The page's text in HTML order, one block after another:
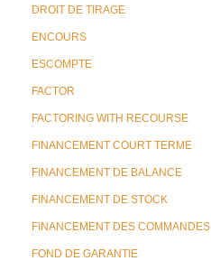
DROIT DE TIRAGE
ENCOURS
ESCOMPTE
FACTOR
FACTORING WITH RECOURSE
FINANCEMENT COURT TERME
FINANCEMENT DE BALANCE
FINANCEMENT DE STOCK
FINANCEMENT DES COMMANDES
FOND DE GARANTIE